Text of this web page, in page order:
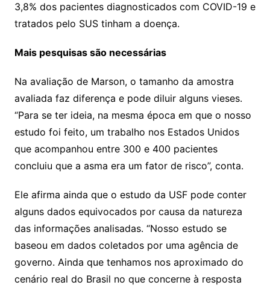
3,8% dos pacientes diagnosticados com COVID-19 e
tratados pelo SUS tinham a doença.
Mais pesquisas são necessárias
Na avaliação de Marson, o tamanho da amostra
avaliada faz diferença e pode diluir alguns vieses.
“Para se ter ideia, na mesma época em que o nosso
estudo foi feito, um trabalho nos Estados Unidos
que acompanhou entre 300 e 400 pacientes
concluiu que a asma era um fator de risco”, conta.
Ele afirma ainda que o estudo da USF pode conter
alguns dados equivocados por causa da natureza
das informações analisadas. “Nosso estudo se
baseou em dados coletados por uma agência de
governo. Ainda que tenhamos nos aproximado do
cenário real do Brasil no que concerne à resposta